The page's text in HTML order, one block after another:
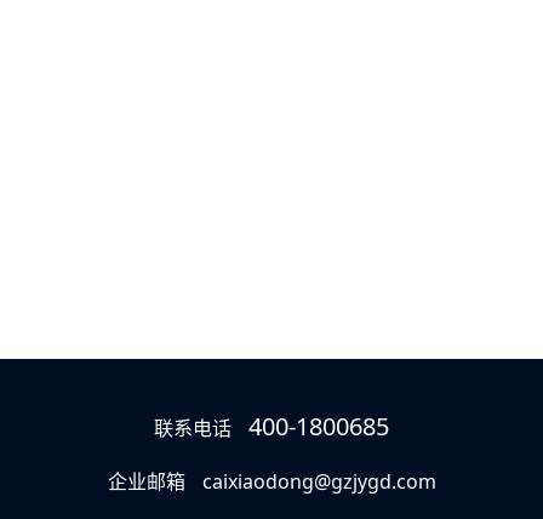
联系电话 400-1800685
企业邮箱 caixiaodong@gzjygd.com